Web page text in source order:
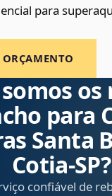
para
para
Santa
Cotia‑SP?
confiável de